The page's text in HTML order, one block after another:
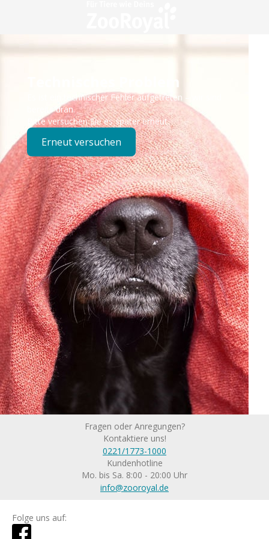
Technisches Problem
Es ist ein technischer Fehler aufgetreten – wir sind
bereits dran.
Bitte versuchen Sie es später erneut.
Erneut versuchen
Fragen oder Anregungen?
Kontaktiere uns!
0221/1773-1000
Kundenhotline
Mo. bis Sa. 8:00 - 20:00 Uhr
info@zooroyal.de
Folge uns auf: